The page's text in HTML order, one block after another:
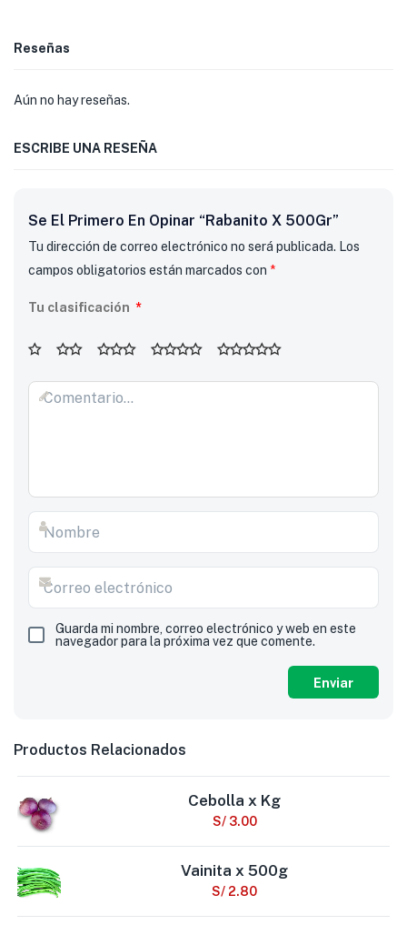
Reseñas
Aún no hay reseñas.
ESCRIBE UNA RESEÑA
Se El Primero En Opinar “Rabanito X 500Gr”
Tu dirección de correo electrónico no será publicada. Los
campos obligatorios están marcados con *
Tu clasificación *
Guarda mi nombre, correo electrónico y web en este
navegador para la próxima vez que comente.
Productos Relacionados
Cebolla x Kg
S/3.00
Vainita x 500g
S/ 2.80